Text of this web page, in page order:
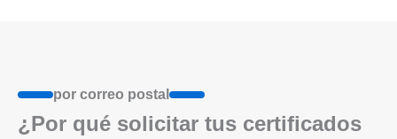
por correo postal
¿Por qué solicitar tus certificados